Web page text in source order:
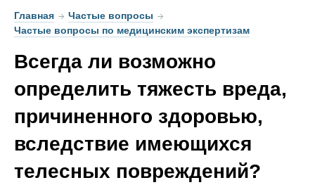
Главная → Частые вопросы →
Частые вопросы по медицинским экспертизам
Всегда ли возможно
определить тяжесть вреда,
причиненного здоровью,
вследствие имеющихся
телесных повреждений?